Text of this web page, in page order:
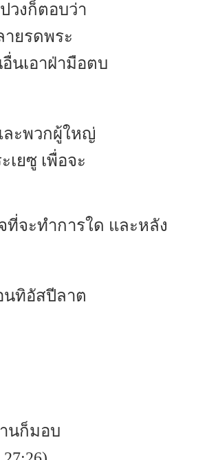
วงก็ตอบว่า
ยรดพระ
นเอาฝ่ามือตบ
ละพวกผู้ใหญ่
ยซู เพื่อจะ
จะทำการใด และหลัง
นทิอัสปีลาต
นก็มอบ